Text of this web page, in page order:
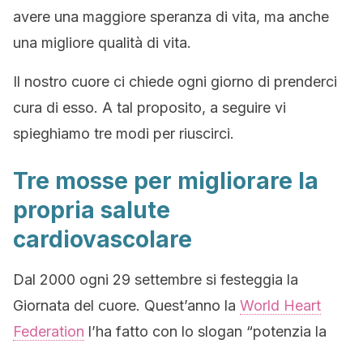
avere una maggiore speranza di vita, ma anche
una migliore qualità di vita.
Il nostro cuore ci chiede ogni giorno di prenderci
cura di esso. A tal proposito, a seguire vi
spieghiamo tre modi per riuscirci.
Tre mosse per migliorare la
propria salute
cardiovascolare
Dal 2000 ogni 29 settembre si festeggia la
Giornata del cuore. Quest’anno la World Heart
Federation l’ha fatto con lo slogan “potenzia la